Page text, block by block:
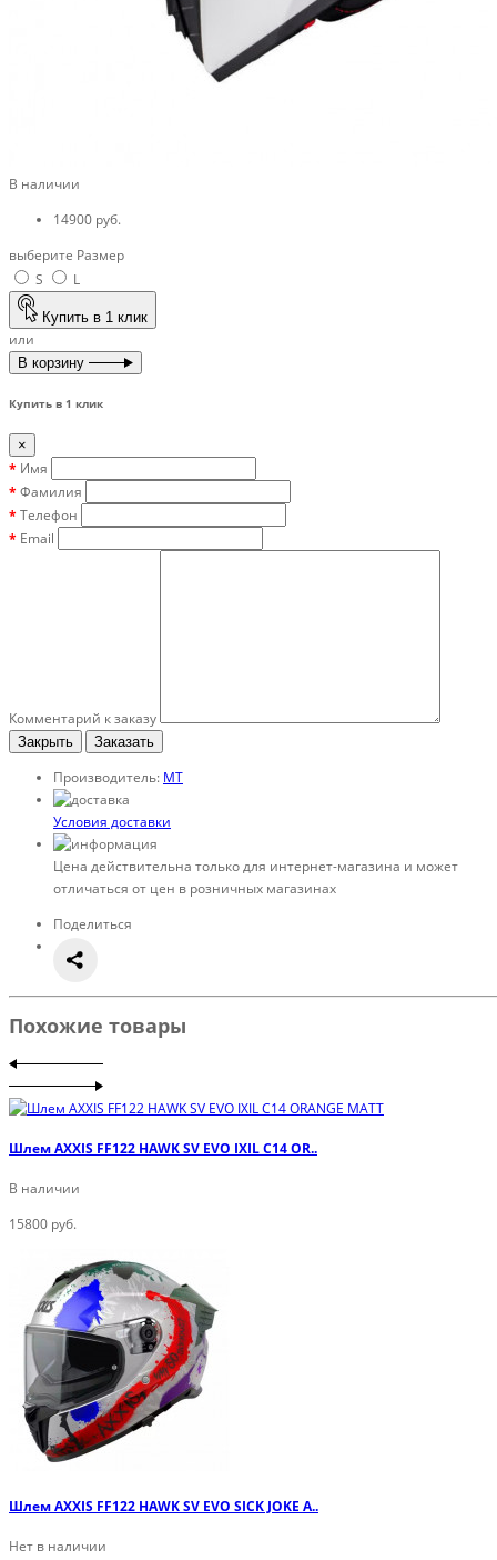
В наличии
14900 руб.
выберите Размер
S
L
Купить в 1 клик
или
В корзину
Купить в 1 клик
×
Имя
Фамилия
Телефон
Email
Комментарий к заказу
Закрыть Заказать
Производитель: MT
Условия доставки
Цена действительна только для интернет-магазина и может
отличаться от цен в розничных магазинах
Поделиться
Похожие товары
Шлем AXXIS FF122 HAWK SV EVO IXIL C14 OR..
В наличии
15800 руб.
Шлем AXXIS FF122 HAWK SV EVO SICK JOKE A..
Нет в наличии